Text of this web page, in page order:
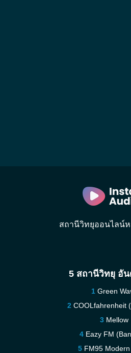
สถานีวิทยุออนไลน์
5 สถานีวิทยุ อั
Green
COOLfahrenheit
Mellow
Eazy FM
FM95